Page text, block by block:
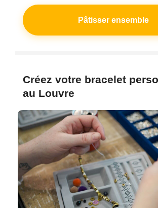
Pâtisser ensemble
Créez votre bracelet
au Louvre